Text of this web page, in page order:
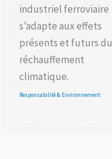
industriel ferroviaire
s’adapte aux effets
présents et futurs du
réchauffement
climatique.
Responsabilité & Environnement